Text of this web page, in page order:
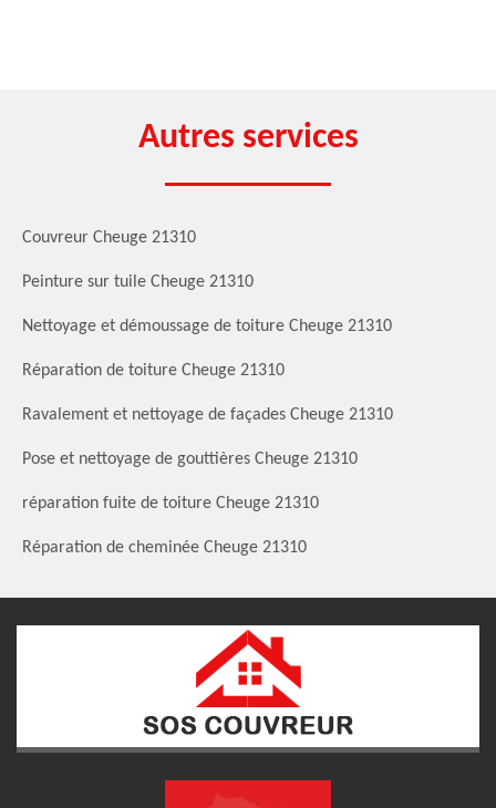
Autres services
Couvreur Cheuge 21310
Peinture sur tuile Cheuge 21310
Nettoyage et démoussage de toiture Cheuge 21310
Réparation de toiture Cheuge 21310
Ravalement et nettoyage de façades Cheuge 21310
Pose et nettoyage de gouttières Cheuge 21310
réparation fuite de toiture Cheuge 21310
Réparation de cheminée Cheuge 21310